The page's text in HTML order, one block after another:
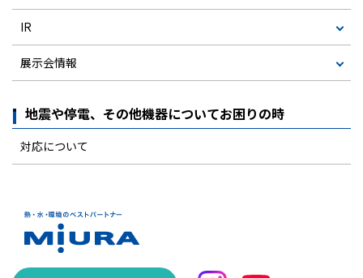
IR
展示会情報
地震や停電、その他機器についてお困りの時
対応について